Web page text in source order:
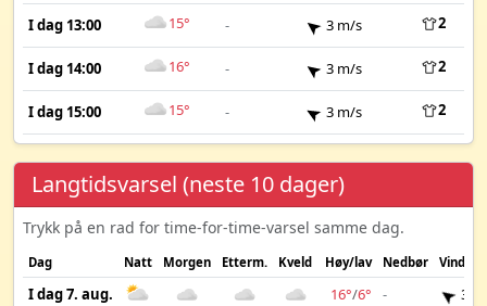
I dag 13:00 15° - 3 m/s 2
I dag 14:00 16° - 3 m/s 2
I dag 15:00 15° - 3 m/s 2
Langtidsvarsel (neste 10 dager)
Trykk på en rad for time-for-time-varsel samme dag.
Dag Natt Morgen Etterm. Kveld Høy/lav Nedbør Vind
I dag 7. aug. 16°/6° -
3